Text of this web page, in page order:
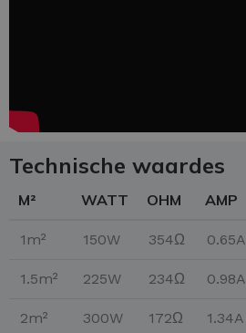
Technische waardes
M² WATT OHM AMP
1m² 150W 354Ω 0.65A
1.5m² 225W 234Ω 0.98A
2m² 300W 172Ω 1.34A